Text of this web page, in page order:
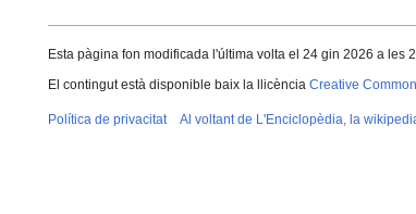
Esta pàgina fon modificada l'última volta el 24 gin 2026 a les
El contingut està disponible baix la llicència Creative
Política de privacitat Al voltant de L'Enciclopèdia, la